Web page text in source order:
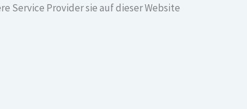
Service Provider sie auf dieser Website